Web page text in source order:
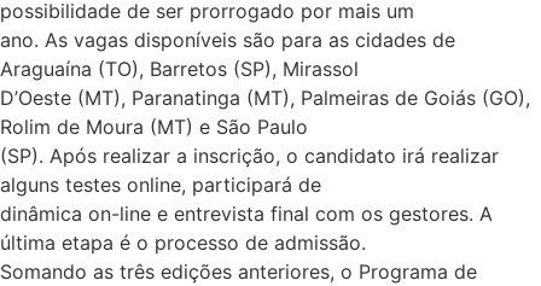
possibilidade de ser prorrogado por mais um
ano. As vagas disponíveis são para as cidades de
Araguaína (TO), Barretos (SP), Mirassol
D’Oeste (MT), Paranatinga (MT), Palmeiras de Goiás (GO),
Rolim de Moura (MT) e São Paulo
(SP). Após realizar a inscrição, o candidato irá realizar
alguns testes online, participará de
dinâmica on-line e entrevista final com os gestores. A
última etapa é o processo de admissão.
Somando as três edições anteriores, o Programa de